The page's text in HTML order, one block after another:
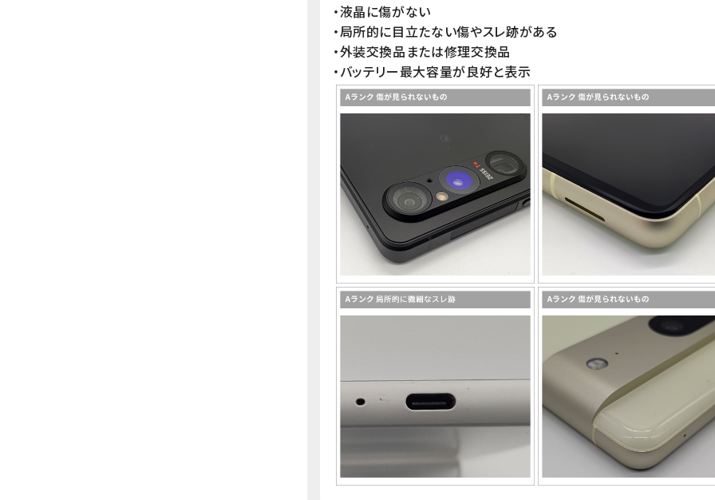
・液晶に傷がない
・局所的に目立たない傷やスレ跡がある
・外装交換品または修理交換品
・バッテリー最大容量が良好と表示